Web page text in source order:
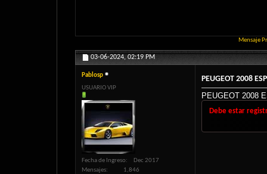
Mensaje
03-06-2024, 02:19 PM
Pablosp
USUARIO VIP
Fecha de Ingreso
Dec 2017
Mensajes
1,846
PEUGEOT 2008
PEUGEOT 2008
Debe estar